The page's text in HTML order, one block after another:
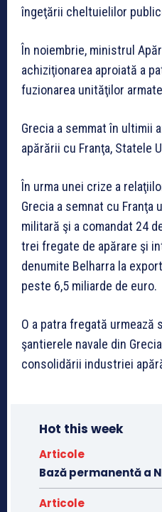
îngeţării cheltuielilor
În noiembrie, ministrul
achiziţionarea aproiată a
fuzionarea unităţilor
Grecia a semmat în ultimii
apărării cu Franţa, Statele
În urma unei crize a
Grecia a semnat cu Franţa
militară şi a comandat 24
trei fregate de apărare şi
denumite Belharra la
peste 6,5 miliarde de euro.
O a patra fregată
şantierele navale din
consolidării industriei
Hot this week
Articole
Bază permanentă a
Articole